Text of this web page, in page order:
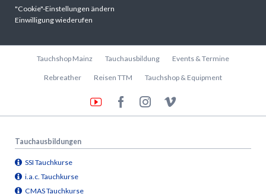
"Cookie"-Einstellungen ändern
Einwilligung wiederufen
Navigation
Tauchshop Mainz Tauchausbildung Events & Termine
Rebreather Reisen TTM Tauchshop & Equipment
Tauchausbildungen
SSI Tauchkurse
i.a.c. Tauchkurse
CMAS Tauchkurse